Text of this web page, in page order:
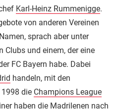
Karl-Heinz Rummenigge.
von anderen Vereinen
sprach aber unter
Clubs und einem, der eine
FC Bayern habe. Dabei
handeln, mit den
die Champions League
haben die Madrilenen nach